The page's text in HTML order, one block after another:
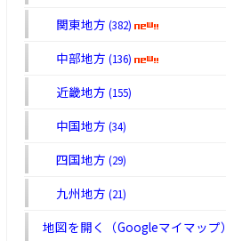
関東地方 (382)
中部地方 (136)
近畿地方 (155)
中国地方 (34)
四国地方 (29)
九州地方 (21)
地図を開く（Googleマイマップ）